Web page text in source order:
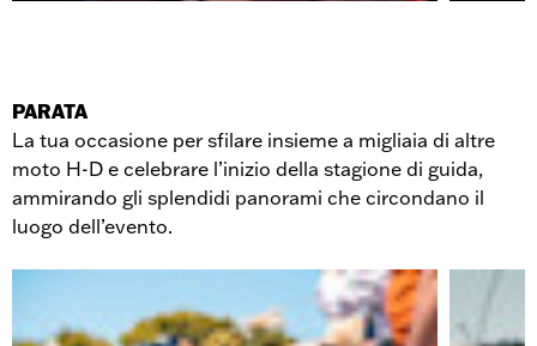
PARATA
La tua occasione per sfilare insieme a migliaia di altre
moto H-D e celebrare l’inizio della stagione di guida,
ammirando gli splendidi panorami che circondano il
luogo dell’evento.